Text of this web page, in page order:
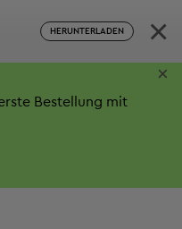
HERUNTERLADEN ×
Bestellung mit
×